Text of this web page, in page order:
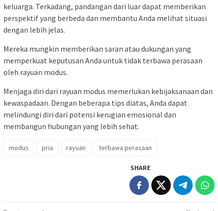
keluarga. Terkadang, pandangan dari luar dapat memberikan
perspektif yang berbeda dan membantu Anda melihat situasi
dengan lebih jelas.
Mereka mungkin memberikan saran atau dukungan yang
memperkuat keputusan Anda untuk tidak terbawa perasaan
oleh rayuan modus.
Menjaga diri dari rayuan modus memerlukan kebijaksanaan dan
kewaspadaan. Dengan beberapa tips diatas, Anda dapat
melindungi diri dari potensi kerugian emosional dan
membangun hubungan yang lebih sehat.
modus pria rayuan terbawa perasaan
SHARE